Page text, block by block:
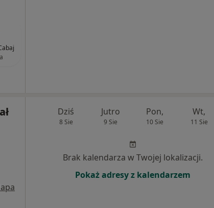
Dziś
8 Sie
Jutro
9 Sie
Pon,
10 Sie
Wt,
11 Sie
Brak kalendarza w Twojej lokalizacji.
Pokaż adresy z kalendarzem